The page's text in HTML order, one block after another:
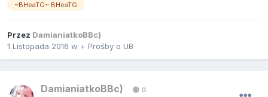
~BHeaTG~ BHeaTG
Przez DamianiatkoBBc)
1 Listopada 2016 w + Prośby o UB
DamianiatkoBBc) 0